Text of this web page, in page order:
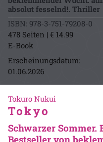
absolut fesselnd!. Thriller
ISBN: 978-3-751-79208-0
478 Seiten | € 14.99
E-Book
Erscheinungsdatum:
01.06.2026
Tokuro Nukui
Tokyo
Schwarzer Sommer.
Bestseller von